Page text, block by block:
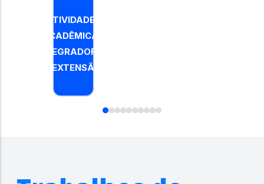
ATIVIDADES
ACADÊMICAS
INTEGRADORAS
/ EXTENSÃO